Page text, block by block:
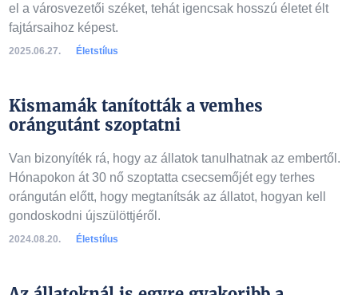
el a városvezetői széket, tehát igencsak hosszú életet élt
fajtársaihoz képest.
2025.06.27. Életstílus
Kismamák tanították a vemhes
orángutánt szoptatni
Van bizonyíték rá, hogy az állatok tanulhatnak az embertől.
Hónapokon át 30 nő szoptatta csecsemőjét egy terhes
orángután előtt, hogy megtanítsák az állatot, hogyan kell
gondoskodni újszülöttjéről.
2024.08.20. Életstílus